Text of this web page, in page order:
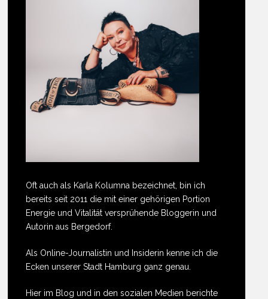
Oft auch als Karla Kolumna bezeichnet, bin ich
bereits seit 2011 die mit einer gehörigen Portion
Energie und Vitalität versprühende Bloggerin und
Autorin aus Bergedorf.
Als Online-Journalistin und Insiderin kenne ich die
Ecken unserer Stadt Hamburg ganz genau.
Hier im Blog und in den sozialen Medien berichte